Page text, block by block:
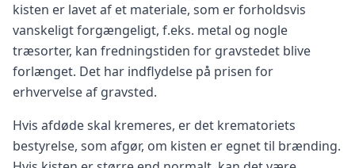
kisten er lavet af et materiale, som er forholdsvis
vanskeligt forgængeligt, f.eks. metal og nogle
træsorter, kan fredningstiden for gravstedet blive
forlænget. Det har indflydelse på prisen for
erhvervelse af gravsted.
Hvis afdøde skal kremeres, er det krematoriets
bestyrelse, som afgør, om kisten er egnet til brænding.